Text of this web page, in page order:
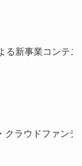
る新事業コンテス
クラウドファンデ